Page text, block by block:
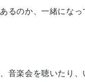
るのか、一緒になっ
音楽会を聴いたり、